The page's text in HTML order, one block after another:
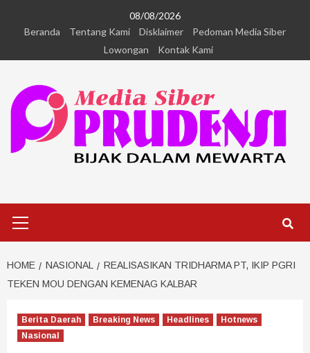
08/08/2026
Beranda
Tentang Kami Disklaimer
Pedoman Media Siber
Lowongan
Kontak Kami
HOME NASIONAL
REALISASIKAN TRIDHARMA PT, IKIP PGRI
TEKEN MOU DENGAN KEMENAG KALBAR
Berita Daerah Breaking News Headlines
Hotnews
Nasional